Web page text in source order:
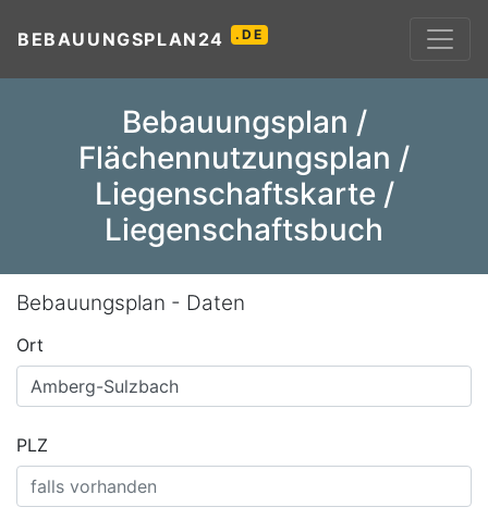
BEBAUUNGSPLAN24 .DE
Bebauungsplan /
Flächennutzungsplan /
Liegenschaftskarte /
Liegenschaftsbuch
Bebauungsplan - Daten
Ort
PLZ